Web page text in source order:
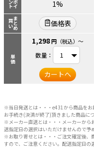
ポイ
ント
まとめ
買い
単価
1%
価格表
1,298円 （税込） ～
数量：
カートへ
※当日発送とは・・・e431から商品を
お手続き(決済が終了)頂きました商品に
※メーカー直送とは・・・メーカーから
送指定日の選択はいただけませんので予
※お取り寄せとは・・・ご注文確定後、
すので、ご注意ください。配送指定日の